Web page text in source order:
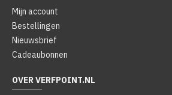
Mijn account
Bestellingen
Nieuwsbrief
Cadeaubonnen
OVER VERFPOINT.NL